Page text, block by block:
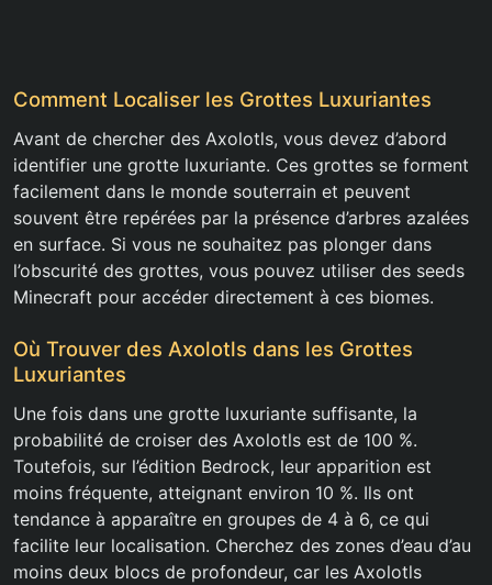
Comment Localiser les Grottes Luxuriantes
Avant de chercher des Axolotls, vous devez d’abord
identifier une grotte luxuriante. Ces grottes se forment
facilement dans le monde souterrain et peuvent
souvent être repérées par la présence d’arbres azalées
en surface. Si vous ne souhaitez pas plonger dans
l’obscurité des grottes, vous pouvez utiliser des seeds
Minecraft pour accéder directement à ces biomes.
Où Trouver des Axolotls dans les Grottes
Luxuriantes
Une fois dans une grotte luxuriante suffisante, la
probabilité de croiser des Axolotls est de 100 %.
Toutefois, sur l’édition Bedrock, leur apparition est
moins fréquente, atteignant environ 10 %. Ils ont
tendance à apparaître en groupes de 4 à 6, ce qui
facilite leur localisation. Cherchez des zones d’eau d’au
moins deux blocs de profondeur, car les Axolotls